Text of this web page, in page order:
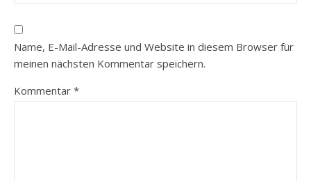
Name, E-Mail-Adresse und Website in diesem Browser für
meinen nächsten Kommentar speichern.
Kommentar *